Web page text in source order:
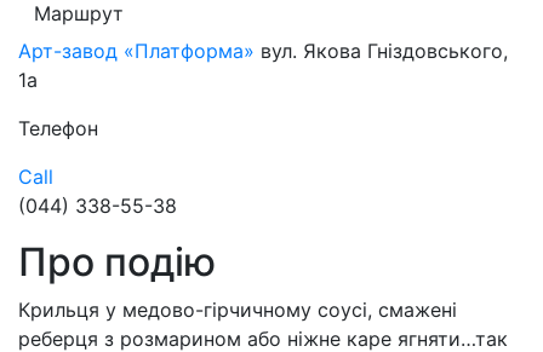
Маршрут
Арт-завод «Платформа» вул. Якова Гніздовського,
1а
Телефон
Call
(044) 338-55-38
Про подію
Крильця у медово-гірчичному соусі, смажені
реберця з розмарином або ніжне каре ягняти…так